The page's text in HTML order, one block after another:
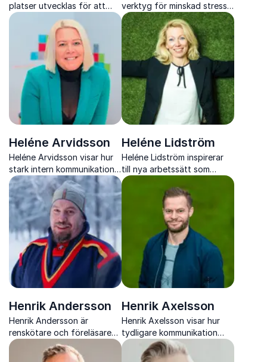
platser utvecklas för att
attrahera människor,
företag och investeringar
med strategi och konkreta
verktyg.
verktyg för minskad stress,
bättre återhämtning och
starkare prestation i
arbetslivet
Heléne Arvidsson
Heléne Arvidsson visar hur
stark intern kommunikation
och möteskultur skapar
tydlighet, trygghet och
resultat i moderna
organisationer
Heléne Lidström
Heléne Lidström inspirerar
till nya arbetssätt som
frigör kreativitet och skapar
resultat i den digitala
arbetsmiljön
Henrik Andersson
Henrik Andersson är
renskötare och föreläsare
med bred kunskap om
samisk kultur, klimatfrågor
Henrik Axelsson
Henrik Axelsson visar hur
tydligare kommunikation
och starkare relationer leder
till ökat engagemang, bättre